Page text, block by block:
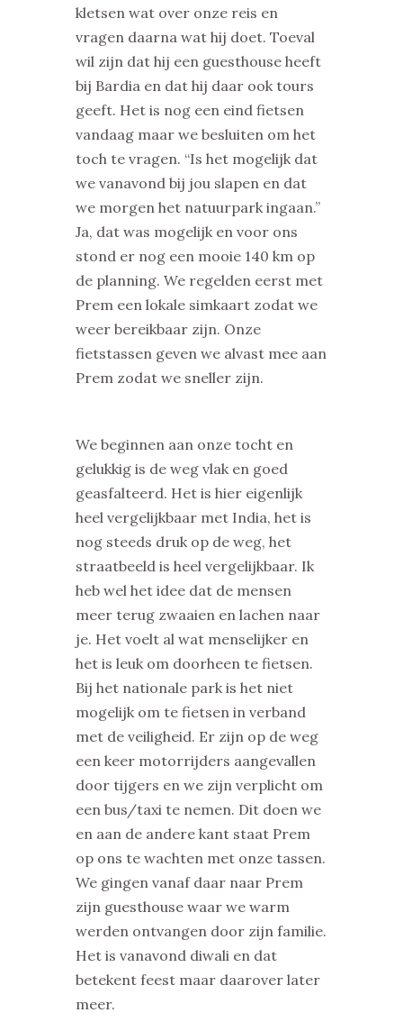
kletsen wat over onze reis en
vragen daarna wat hij doet. Toeval
wil zijn dat hij een guesthouse heeft
bij Bardia en dat hij daar ook tours
geeft. Het is nog een eind fietsen
vandaag maar we besluiten om het
toch te vragen. “Is het mogelijk dat
we vanavond bij jou slapen en dat
we morgen het natuurpark ingaan.”
Ja, dat was mogelijk en voor ons
stond er nog een mooie 140 km op
de planning. We regelden eerst met
Prem een lokale simkaart zodat we
weer bereikbaar zijn. Onze
fietstassen geven we alvast mee aan
Prem zodat we sneller zijn.
We beginnen aan onze tocht en
gelukkig is de weg vlak en goed
geasfalteerd. Het is hier eigenlijk
heel vergelijkbaar met India, het is
nog steeds druk op de weg, het
straatbeeld is heel vergelijkbaar. Ik
heb wel het idee dat de mensen
meer terug zwaaien en lachen naar
je. Het voelt al wat menselijker en
het is leuk om doorheen te fietsen.
Bij het nationale park is het niet
mogelijk om te fietsen in verband
met de veiligheid. Er zijn op de weg
een keer motorrijders aangevallen
door tijgers en we zijn verplicht om
een bus/taxi te nemen. Dit doen we
en aan de andere kant staat Prem
op ons te wachten met onze tassen.
We gingen vanaf daar naar Prem
zijn guesthouse waar we warm
werden ontvangen door zijn familie.
Het is vanavond diwali en dat
betekent feest maar daarover later
meer.